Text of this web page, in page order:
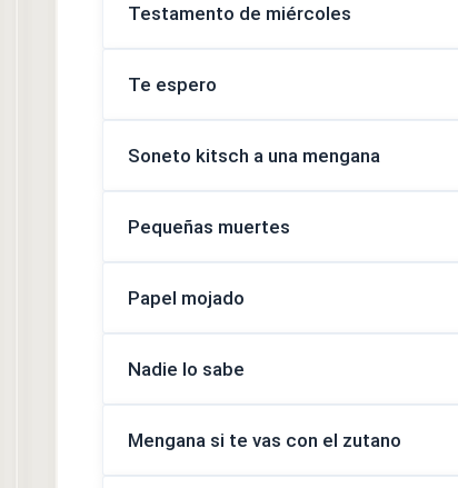
Testamento de miércoles
Te espero
Soneto kitsch a una mengana
Pequeñas muertes
Papel mojado
Nadie lo sabe
Mengana si te vas con el zutano